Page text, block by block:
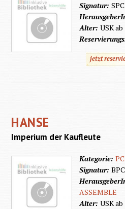
Signatur:
Alter:USK ab
jetzt
HANSE
Imperium der Kaufleute
Kategorie:
Signatur:
ASSEMBLE
Alter:USK ab